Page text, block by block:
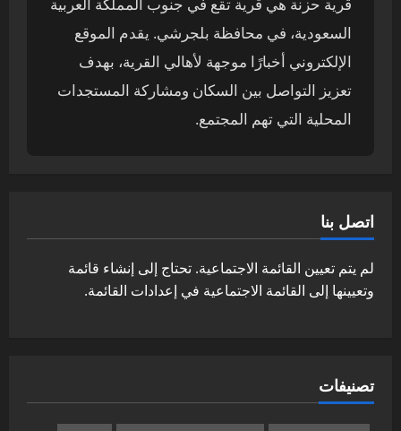
السعودية، في محافظة بلجرشي. يقدم الموقع
الإلكتروني أخبارًا موجهة لأهالي القرية، بهدف
تعزيز التواصل بين السكان ومشاركة المستجدات
المحلية التي تهم المجتمع.
اتصل بنا
لم يتم تعيين القائمة الاجتماعية. تحتاج إلى إنشاء قائمة
وتعيينها إلى القائمة الاجتماعية في إعدادات القائمة.
تصنيفات